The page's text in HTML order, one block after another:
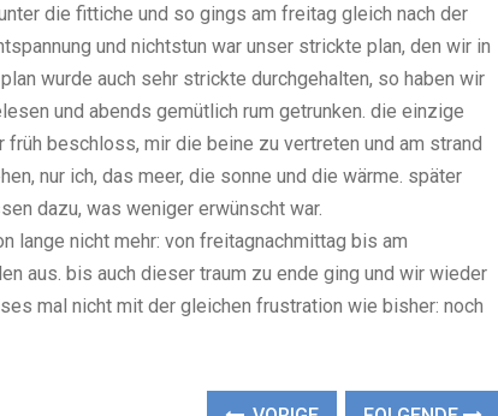
die fittiche und so gings am freitag gleich nach der
und nichtstun war unser strickte plan, den wir in
wurde auch sehr strickte durchgehalten, so haben wir
und abends gemütlich rum getrunken. die einzige
beschloss, mir die beine zu vertreten und am strand
nur ich, das meer, die sonne und die wärme. später
dazu, was weniger erwünscht war.
lange nicht mehr: von freitagnachmittag bis am
aus. bis auch dieser traum zu ende ging und wir wieder
mal nicht mit der gleichen frustration wie bisher: noch